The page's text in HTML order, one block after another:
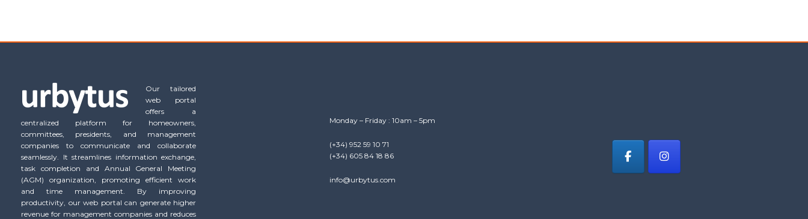
Our tailored
web portal
offers a
centralized platform for homeowners,
committees, presidents, and management
companies to communicate and collaborate
seamlessly. It streamlines information exchange,
task completion and Annual General Meeting
(AGM) organization, promoting efficient work
and time management. By improving
productivity, our web portal can generate higher
revenue for management companies and reduces
Monday – Friday : 10am – 5pm
(+34) 952 59 10 71
(+34) 605 84 18 86
info@urbytus.com